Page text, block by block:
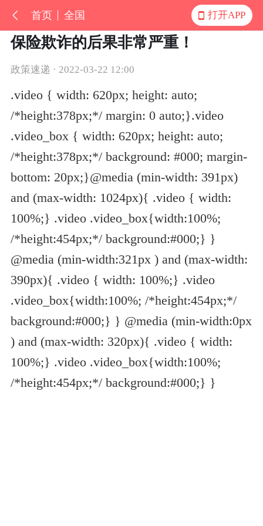
首页 全国 打开APP
保险欺诈的后果非常严重！
政策速递 · 2022-03-22 12:00
.video { width: 620px; height: auto;
/*height:378px;*/ margin: 0 auto;}.video
.video_box { width: 620px; height: auto;
/*height:378px;*/ background: #000; margin-
bottom: 20px;}@media (min-width: 391px)
and (max-width: 1024px){ .video { width:
100%;} .video .video_box{width:100%;
/*height:454px;*/ background:#000;} }
@media (min-width:321px ) and (max-width:
390px){ .video { width: 100%;} .video
.video_box{width:100%; /*height:454px;*/
background:#000;} } @media (min-width:0px
) and (max-width: 320px){ .video { width:
100%;} .video .video_box{width:100%;
/*height:454px;*/ background:#000;} }